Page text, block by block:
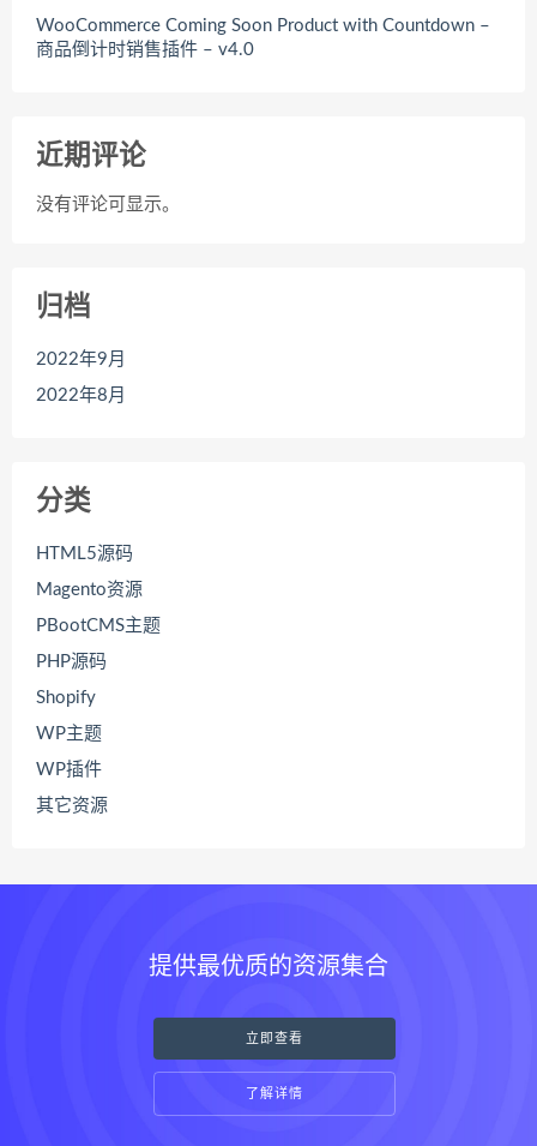
WooCommerce Coming Soon Product with Countdown –
商品倒计时销售插件 – v4.0
近期评论
没有评论可显示。
归档
2022年9月
2022年8月
分类
HTML5源码
Magento资源
PBootCMS主题
PHP源码
Shopify
WP主题
WP插件
其它资源
提供最优质的资源集合
立即查看
了解详情